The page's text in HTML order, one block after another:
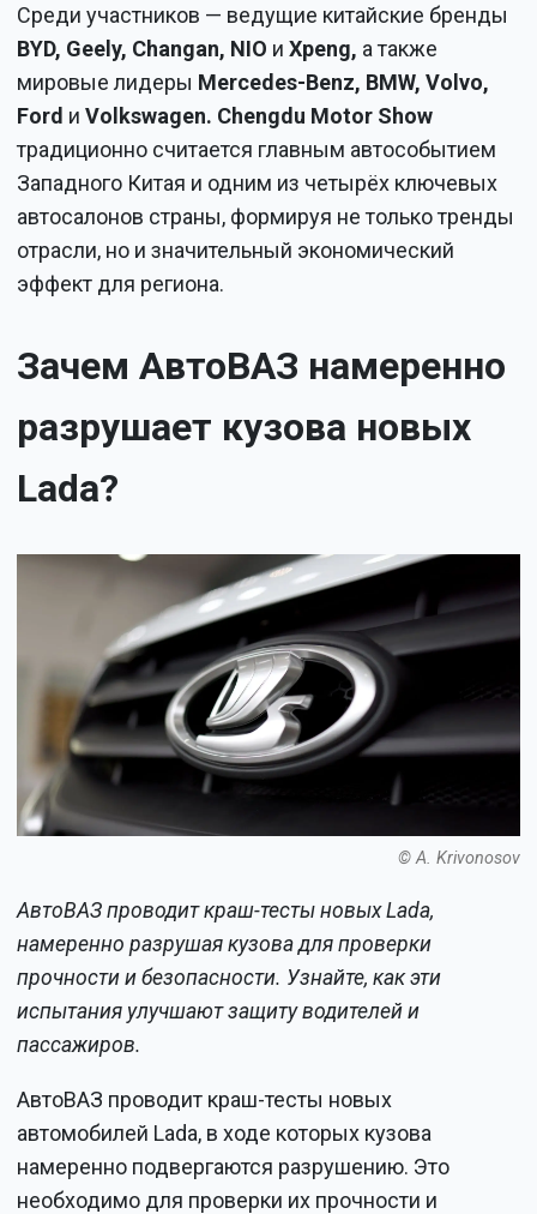
Среди участников — ведущие китайские бренды
BYD, Geely, Changan, NIO иXpeng, а также
мировые лидеры Mercedes-Benz, BMW, Volvo,
Ford иVolkswagen. Chengdu Motor Show
традиционно считается главным автособытием
Западного Китая и одним из четырёх ключевых
автосалонов страны, формируя не только тренды
отрасли, но и значительный экономический
эффект для региона.
Зачем АвтоВАЗ намеренно
разрушает кузова новых
Lada?
© A. Krivonosov
АвтоВАЗ проводит краш-тесты новых Lada,
намеренно разрушая кузова для проверки
прочности и безопасности. Узнайте, как эти
испытания улучшают защиту водителей и
пассажиров.
АвтоВАЗ проводит краш-тесты новых
автомобилей Lada, в ходе которых кузова
намеренно подвергаются разрушению. Это
необходимо для проверки их прочности и